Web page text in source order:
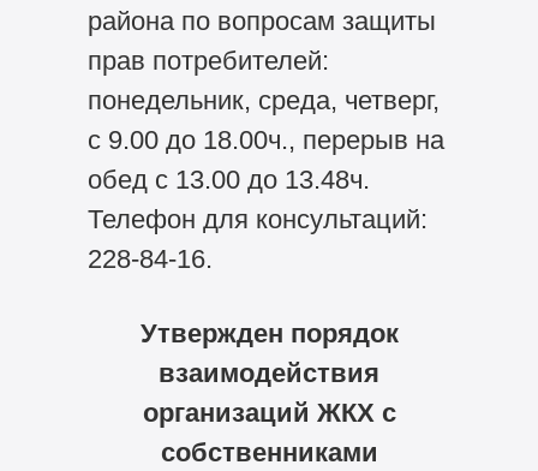
района по вопросам защиты
прав потребителей:
понедельник, среда, четверг,
с 9.00 до 18.00ч., перерыв на
обед с 13.00 до 13.48ч.
Телефон для консультаций:
228-84-16.
Утвержден порядок
взаимодействия
организаций ЖКХ с
собственниками